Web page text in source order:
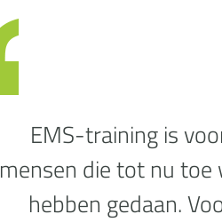
EMS-training is
mensen die tot nu toe
hebben gedaan.